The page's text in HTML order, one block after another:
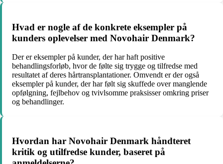
Hvad er nogle af de konkrete eksempler på
kunders oplevelser med Novohair Denmark?
Der er eksempler på kunder, der har haft positive
behandlingsforløb, hvor de følte sig trygge og tilfredse med
resultatet af deres hårtransplantationer. Omvendt er der også
eksempler på kunder, der har følt sig skuffede over manglende
opfølgning, fejlbehov og tvivlsomme praksisser omkring priser
og behandlinger.
Hvordan har Novohair Denmark håndteret
kritik og utilfredse kunder, baseret på